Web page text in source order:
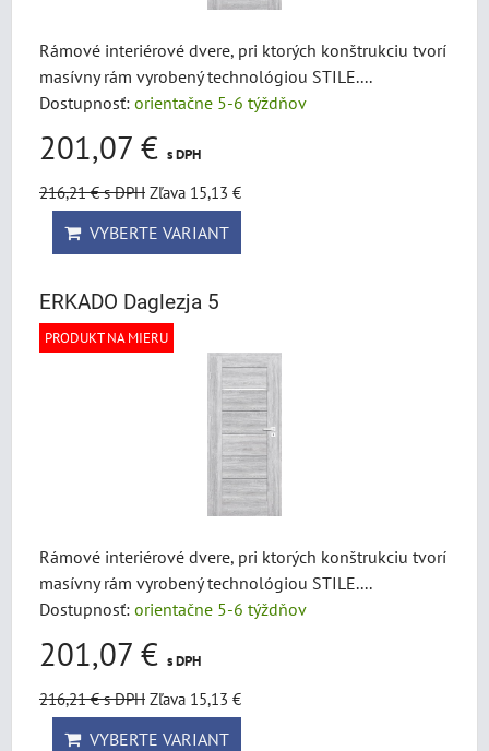
Rámové interiérové dvere, pri ktorých konštrukciu tvorí
masívny rám vyrobený technológiou STILE....
Dostupnosť: orientačne 5-6 týždňov
201,07 € s DPH
216,21 €s DPH Zľava 15,13 €
VYBERTE VARIANT
ERKADO Daglezja 5
PRODUKT NA MIERU
Rámové interiérové dvere, pri ktorých konštrukciu tvorí
masívny rám vyrobený technológiou STILE....
Dostupnosť: orientačne 5-6 týždňov
201,07 € s DPH
216,21 €s DPH Zľava 15,13 €
VYBERTE VARIANT